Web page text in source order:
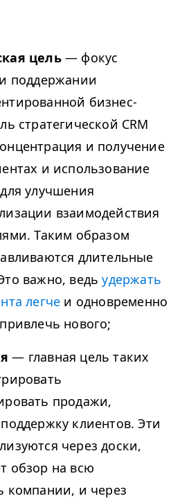
цель — фокус
поддержании
бизнес-
стратегической CRM
и получение
и использование
улучшения
взаимодействия
Таким образом
длительные
важно, ведьудержать
легче и одновременно
нового;
— главная цель таких
продажи,
клиентов. Эти
через доски,
обзор на всю
компании, и через